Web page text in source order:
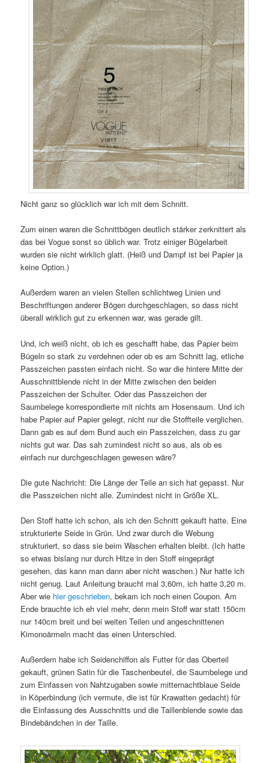
Nicht ganz so glücklich war ich mit dem Schnitt.
Zum einen waren die Schnittbögen deutlich stärker zerknittert als
das bei Vogue sonst so üblich war. Trotz einiger Bügelarbeit
wurden sie nicht wirklich glatt. (Heiß und Dampf ist bei Papier ja
keine Option.)
Außerdem waren an vielen Stellen schlichtweg Linien und
Beschriftungen anderer Bögen durchgeschlagen, so dass nicht
überall wirklich gut zu erkennen war, was gerade gilt.
Und, ich weiß nicht, ob ich es geschafft habe, das Papier beim
Bügeln so stark zu verdehnen oder ob es am Schnitt lag, etliche
Passzeichen passten einfach nicht. So war die hintere Mitte der
Ausschnittblende nicht in der Mitte zwischen den beiden
Passzeichen der Schulter. Oder das Passzeichen der
Saumbelege korrespondierte mit nichts am Hosensaum. Und ich
habe Papier auf Papier gelegt, nicht nur die Stoffteile verglichen.
Dann gab es auf dem Bund auch ein Passzeichen, dass zu gar
nichts gut war. Das sah zumindest nicht so aus, als ob es
einfach nur durchgeschlagen gewesen wäre?
Die gute Nachricht: Die Länge der Teile an sich hat gepasst. Nur
die Passzeichen nicht alle. Zumindest nicht in Größe XL.
Den Stoff hatte ich schon, als ich den Schnitt gekauft hatte. Eine
strukturierte Seide in Grün. Und zwar durch die Webung
strukturiert, so dass sie beim Waschen erhalten bleibt. (Ich hatte
so etwas bislang nur durch Hitze in den Stoff eingeprägt
gesehen, das kann man dann aber nicht waschen.) Nur hatte ich
nicht genug. Laut Anleitung braucht mal 3,60m, ich hatte 3,20 m.
Aber wie hier geschrieben, bekam ich noch einen Coupon. Am
Ende brauchte ich eh viel mehr, denn mein Stoff war statt 150cm
nur 140cm breit und bei weiten Teilen und angeschnittenen
Kimonoärmeln macht das einen Unterschied.
Außerdem habe ich Seidenchiffon als Futter für das Oberteil
gekauft, grünen Satin für die Taschenbeutel, die Saumbelege und
zum Einfassen von Nahtzugaben sowie mitternachtblaue Seide
in Köperbindung (ich vermute, die ist für Krawatten gedacht) für
die Einfassung des Ausschnitts und die Taillenblende sowie das
Bindebändchen in der Taille.